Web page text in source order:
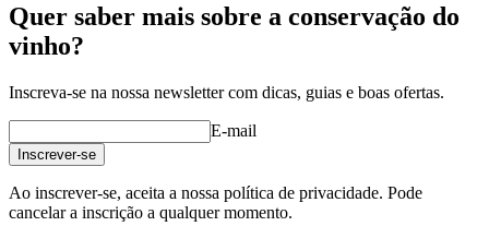
Quer saber mais sobre a conservação do
vinho?
Inscreva-se na nossa newsletter com dicas, guias e boas ofertas.
E-mail
Inscrever-se
Ao inscrever-se, aceita a nossa política de privacidade. Pode
cancelar a inscrição a qualquer momento.